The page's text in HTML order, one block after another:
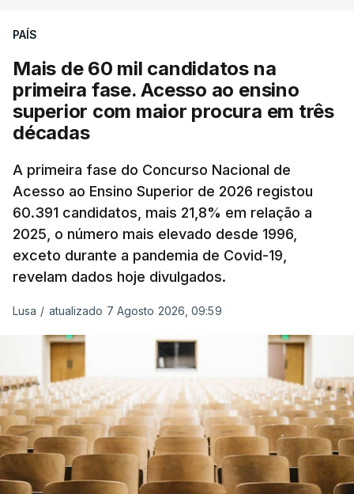
evolução das cotações internacionais do petróleo,
posto de abastecimento, a marca e a localização.
A atualização do desconto do Imposto sobre os
Produtos Petrolíferos (ISP) também poderá
O Governo comprometeu-se a aplicar uma redução
extraordinária e temporária no ISP, sempre que se
verifique um aumento do preço dos combustíveis
superior a 10 cêntimos, para mitigar a escalada de
preços.
Depois de uma subida inicial devido à guerra no
Irão, à tensão geopolítica no Médio Oriente e ao
fecho do estreito de Ormuz, os preços dos
combustíveis desceram durante o cessar-fogo
entre Washington e Teerão.
No entanto, com o retomar do conflito, as últimas
semanas têm sido marcadas por uma subida
PAÍS
Mais de 60 mil candidatos na
primeira fase. Acesso ao ensino
superior com maior procura em três
décadas
A primeira fase do Concurso Nacional de
Acesso ao Ensino Superior de 2026 registou
60.391 candidatos, mais 21,8% em relação a
2025, o número mais elevado desde 1996,
exceto durante a pandemia de Covid-19,
revelam dados hoje divulgados.
Lusa / atualizado 7 Agosto 2026, 09:59